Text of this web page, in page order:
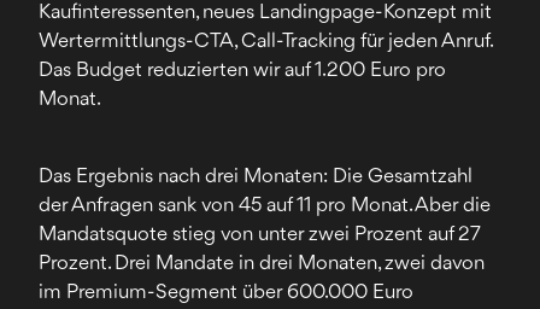
Kaufinteressenten, neues Landingpage-Konzept mit
Wertermittlungs-CTA, Call-Tracking für jeden Anruf.
Das Budget reduzierten wir auf 1.200 Euro pro
Monat.
Das Ergebnis nach drei Monaten: Die Gesamtzahl
der Anfragen sank von 45 auf 11 pro Monat. Aber die
Mandatsquote stieg von unter zwei Prozent auf 27
Prozent. Drei Mandate in drei Monaten, zwei davon
im Premium-Segment über 600.000 Euro